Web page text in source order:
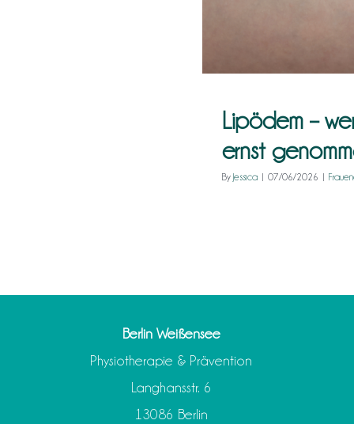
Lipödem –
ernst
By Jessica | 07/06/2026 |
Berlin Weißensee
Physiotherapie & Prävention
Langhansstr. 6
13086 Berlin